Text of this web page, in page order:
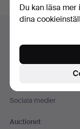
Kontakta support
Alla auktionshus
Vi skickar med
Sociala medier
Auctionet
Du kan läsa mer
dina